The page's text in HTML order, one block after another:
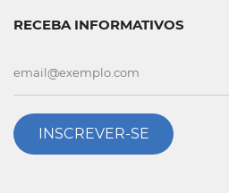
RECEBA INFORMATIVOS
INSCREVER-SE